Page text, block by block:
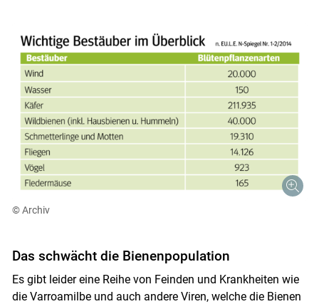
© Archiv
Das schwächt die Bienenpopulation
Es gibt leider eine Reihe von Feinden und Krankheiten wie
die Varroamilbe und auch andere Viren, welche die Bienen